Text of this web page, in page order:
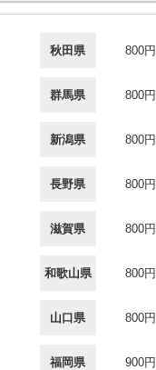
秋田県 800円
群馬県 800円
新潟県 800円
長野県 800円
滋賀県 800円
和歌山県 800円
山口県 800円
福岡県 900円